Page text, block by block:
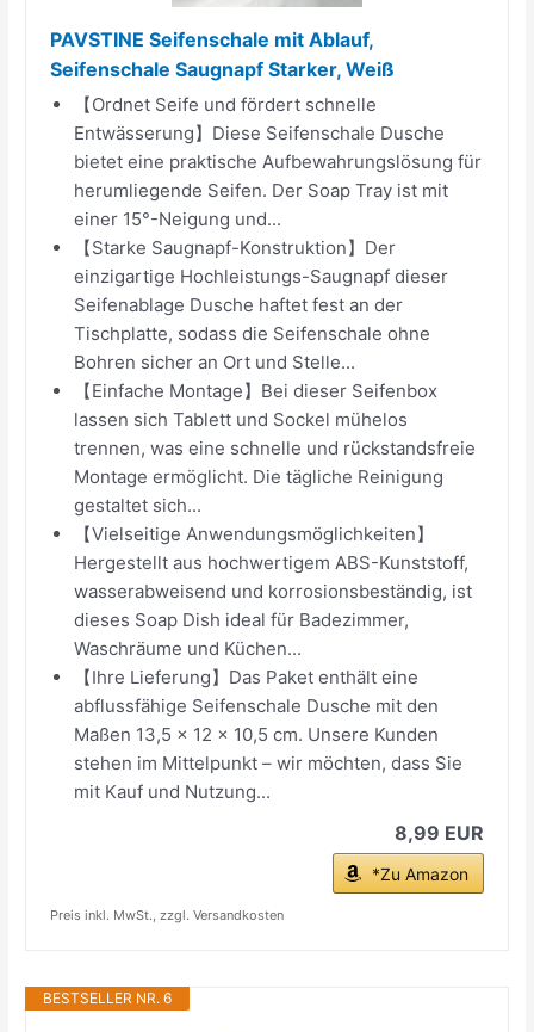
PAVSTINE Seifenschale mit Ablauf,
Seifenschale Saugnapf Starker, Weiß
【Ordnet Seife und fördert schnelle
Entwässerung】Diese Seifenschale Dusche
bietet eine praktische Aufbewahrungslösung für
herumliegende Seifen. Der Soap Tray ist mit
einer 15°-Neigung und...
【Starke Saugnapf-Konstruktion】Der
einzigartige Hochleistungs-Saugnapf dieser
Seifenablage Dusche haftet fest an der
Tischplatte, sodass die Seifenschale ohne
Bohren sicher an Ort und Stelle...
【Einfache Montage】Bei dieser Seifenbox
lassen sich Tablett und Sockel mühelos
trennen, was eine schnelle und rückstandsfreie
Montage ermöglicht. Die tägliche Reinigung
gestaltet sich...
【Vielseitige Anwendungsmöglichkeiten】
Hergestellt aus hochwertigem ABS-Kunststoff,
wasserabweisend und korrosionsbeständig, ist
dieses Soap Dish ideal für Badezimmer,
Waschräume und Küchen...
【Ihre Lieferung】Das Paket enthält eine
abflussfähige Seifenschale Dusche mit den
Maßen 13,5 × 12 × 10,5 cm. Unsere Kunden
stehen im Mittelpunkt – wir möchten, dass Sie
mit Kauf und Nutzung...
8,99 EUR
*Zu Amazon
Preis inkl. MwSt., zzgl. Versandkosten
BESTSELLER NR. 6